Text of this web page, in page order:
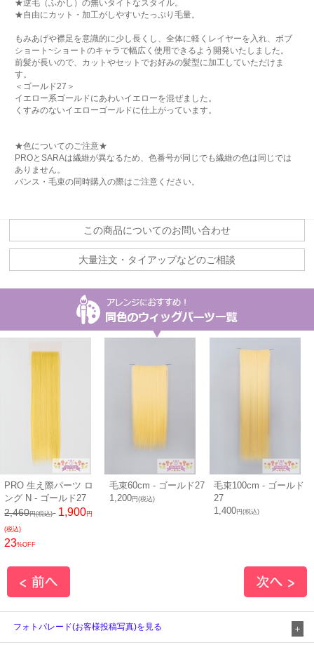
★逆毛（ふかし）の無いタイトなスタイル。
★自由にカット・加工がしやすいたっぷり毛量。
もみあげや襟足を意識的に少し長くし、全体に軽くレイヤーを入れ、ボブ
ショート~ショートのキャラで幅広く使用できるよう開発いたしました。
前髪が長いので、カットやセットでお好みの髪型に加工していただけま
す。
＜ゴールド27＞
イエロー系ゴールドにあわいイエローを混ぜました。
くすみのないイエローゴールドに仕上がっています。
★色についてのご注意★
PROとSARAは繊維が異なるため、色番号が同じでも繊維の色は同じでは
ありません。
バンス・毛束の同時購入の際はご注意ください。
この商品についてのお問い合わせ
大量注文・タイアップなどのご相談
PRO 生え際パーツ ロ
ング N - ゴールド27
2,460円(税込) 1,900円
(税込)
23%OFF
毛束60cm - ゴールド27
1,200円(税込)
毛束100cm - ゴールド
27
1,400円(税込)
フォトパレード(お客様投稿写真)を見る